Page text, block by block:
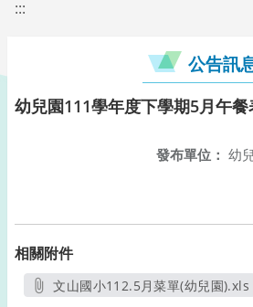
:::
公告訊
幼兒園111學年度下學期5月午餐
發布單位： 幼
相關附件
文山國小112.5月菜單(幼兒園).xls